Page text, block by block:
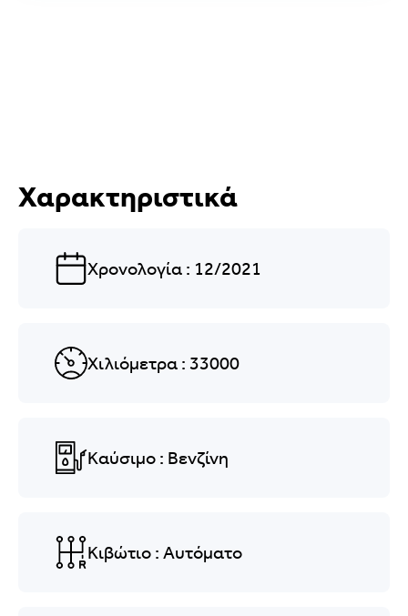
Χαρακτηριστικά
Χρονολογία : 12/2021
Χιλιόμετρα : 33000
Καύσιμο : Βενζίνη
Κιβώτιο : Αυτόματο